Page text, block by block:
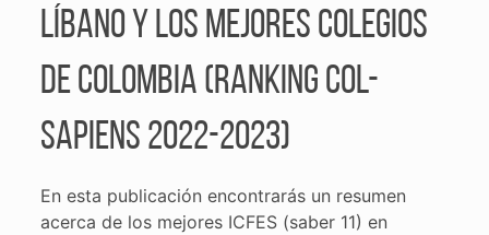
Líbano y los mejores colegios
de Colombia (Ranking Col-
Sapiens 2022-2023)
En esta publicación encontrarás un resumen
acerca de los mejores ICFES (saber 11) en